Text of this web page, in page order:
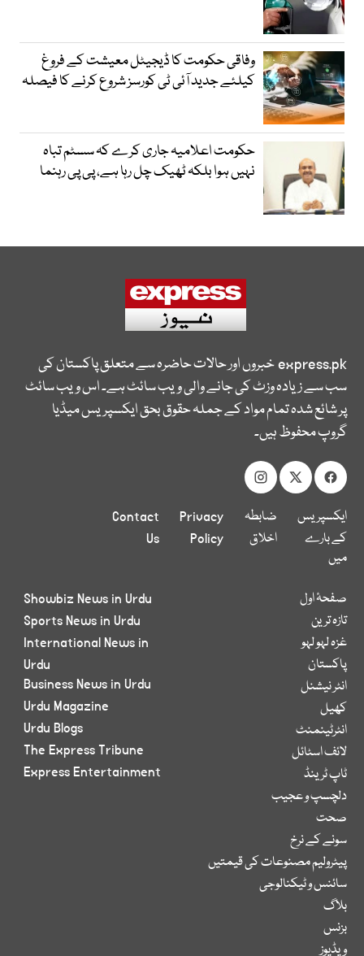
وفاقی حکومت کا ڈیجیٹل معیشت کے فروغ
کیلئے جدید آئی ٹی کورسز شروع کرنے کا فیصلہ
حکومت اعلامیہ جاری کرے کہ سسٹم تباہ
نہیں ہوا بلکہ ٹھیک چل رہا ہے، پی پی رہنما
express.pkخبروں اور حالات حاضرہ سے متعلق پاکستان کی
سب سے زیادہ وزٹ کی جانے والی ویب سائٹ ہے۔ اس ویب سائٹ
پر شائع شدہ تمام مواد کے جملہ حقوق بحق ایکسپریس میڈیا
گروپ محفوظ ہیں۔
ایکسپریس
کے بارے
میں
ضابطہ
اخلاق
Privacy
Policy
Contact
Us
صفحۂ اول
تازہ ترین
غزہ لہو لہو
پاکستان
انٹر نیشنل
کھیل
انٹرٹینمنٹ
لائف اسٹائل
ٹاپ ٹرینڈ
دلچسپ و عجیب
صحت
سونے کے نرخ
پیٹرولیم مصنوعات کی قیمتیں
سائنس و ٹیکنالوجی
بلاگ
بزنس
ویڈیوز
Showbiz News in Urdu
Sports News in Urdu
International News in
Urdu
Business News in Urdu
Urdu Magazine
Urdu Blogs
The Express Tribune
Express Entertainment